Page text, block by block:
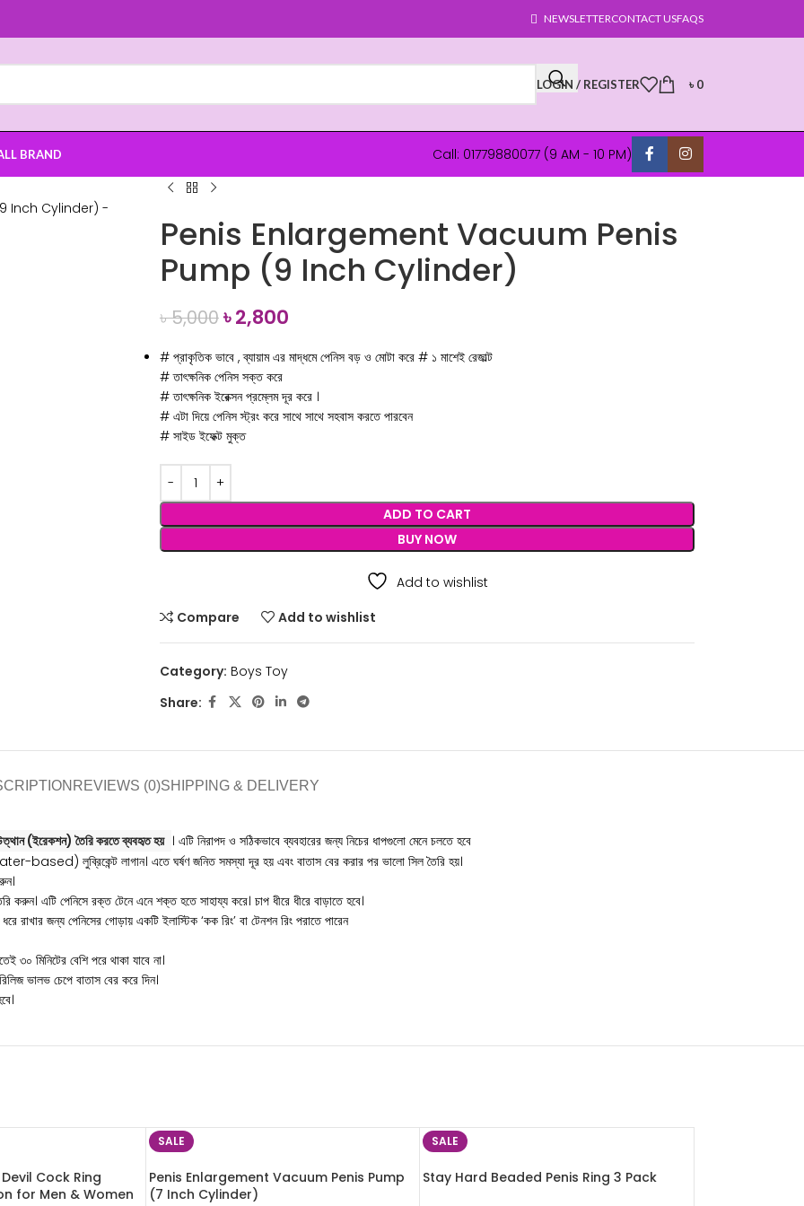
NEWSLETTERCONTACT USFAQS
LOGIN / REGISTER ৳0
BRAND Call: 01779880077 (9 AM - 10 PM)
Penis Enlargement Vacuum Penis
Pump (9 Inch Cylinder)
৳5,000৳2,800
# প্রাকৃতিক ভাবে , ব্যায়াম এর মাদ্ধমে পেনিস বড় ও মোটা করে # ১ মাশেই রেজাল্ট
# তাৎক্ষনিক পেনিস সক্ত করে
# তাৎক্ষনিক ইরেক্সন প্রম্লেম দূর করে ।
# এটা দিয়ে পেনিস স্ট্রং করে সাথে সাথে সহবাস করতে পারবেন
# সাইড ইফেক্ট মুক্ত
ADD TO CART
BUY NOW
Add to wishlist
Compare
Add to wishlist
Category: Boys Toy
Share:
REVIEWS (0)SHIPPING & DELIVERY
(ইরেকশন) তৈরি করতে ব্যবহৃত হয় । এটি নিরাপদ ও সঠিকভাবে ব্যবহারের জন্য নিচের ধাপগুলো মেনে চলতে হবে
based) লুব্রিকেন্ট লাগান। এতে ঘর্ষণ জনিত সমস্যা দূর হয় এবং বাতাস বের করার পর ভালো সিল তৈরি হয়।
করুন। এটি পেনিসে রক্ত টেনে এনে শক্ত হতে সাহায্য করে। চাপ ধীরে ধীরে বাড়াতে হবে।
রাখার জন্য পেনিসের গোড়ায় একটি ইলাস্টিক ‘কক রিং’ বা টেনশন রিং পরাতে পারেন
৩০ মিনিটের বেশি পরে থাকা যাবে না।
ভালভ চেপে বাতাস বের করে দিন।
Cock Ring
for Men & Women
SALE
Penis Enlargement Vacuum Penis Pump
(7 Inch Cylinder)
SALE
Stay Hard Beaded Penis Ring 3 Pack